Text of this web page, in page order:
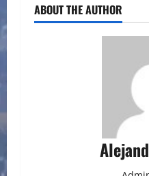
ABOUT THE AUTHOR